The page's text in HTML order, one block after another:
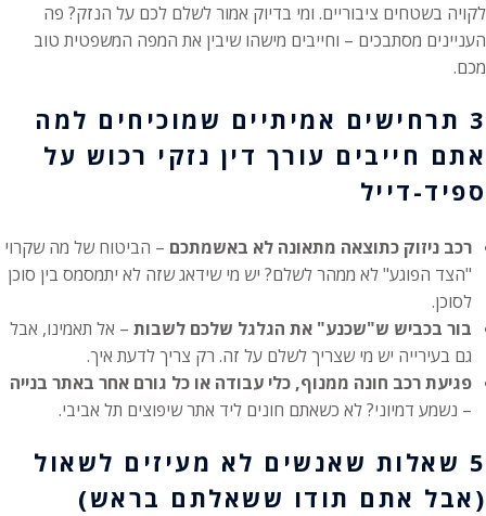
לקויה בשטחים ציבוריים. ומי בדיוק אמור לשלם לכם על הנזק? פה
העניינים מסתבכים – וחייבים מישהו שיבין את המפה המשפטית טוב
מכם.
3 תרחישים אמיתיים שמוכיחים למה
אתם חייבים עורך דין נזקי רכוש על
ספיד-דייל
רכב ניזוק כתוצאה מתאונה לא באשמתכם – הביטוח של מה שקרוי
"הצד הפוגע" לא ממהר לשלם? יש מי שידאג שזה לא יתמסמס בין סוכן
לסוכן.
בור בכביש ש"שכנע" את הגלגל שלכם לשבות – אל תאמינו, אבל
גם בעירייה יש מי שצריך לשלם על זה. רק צריך לדעת איך.
פגיעת רכב חונה ממנוף, כלי עבודה או כל גורם אחר באתר בנייה
– נשמע דמיוני? לא כשאתם חונים ליד אתר שיפוצים תל אביבי.
5 שאלות שאנשים לא מעיזים לשאול
(אבל אתם תודו ששאלתם בראש)